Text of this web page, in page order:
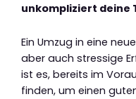
unkompliziert deine
Ein Umzug in eine
aber auch stressige
ist es, bereits im
finden, um einen